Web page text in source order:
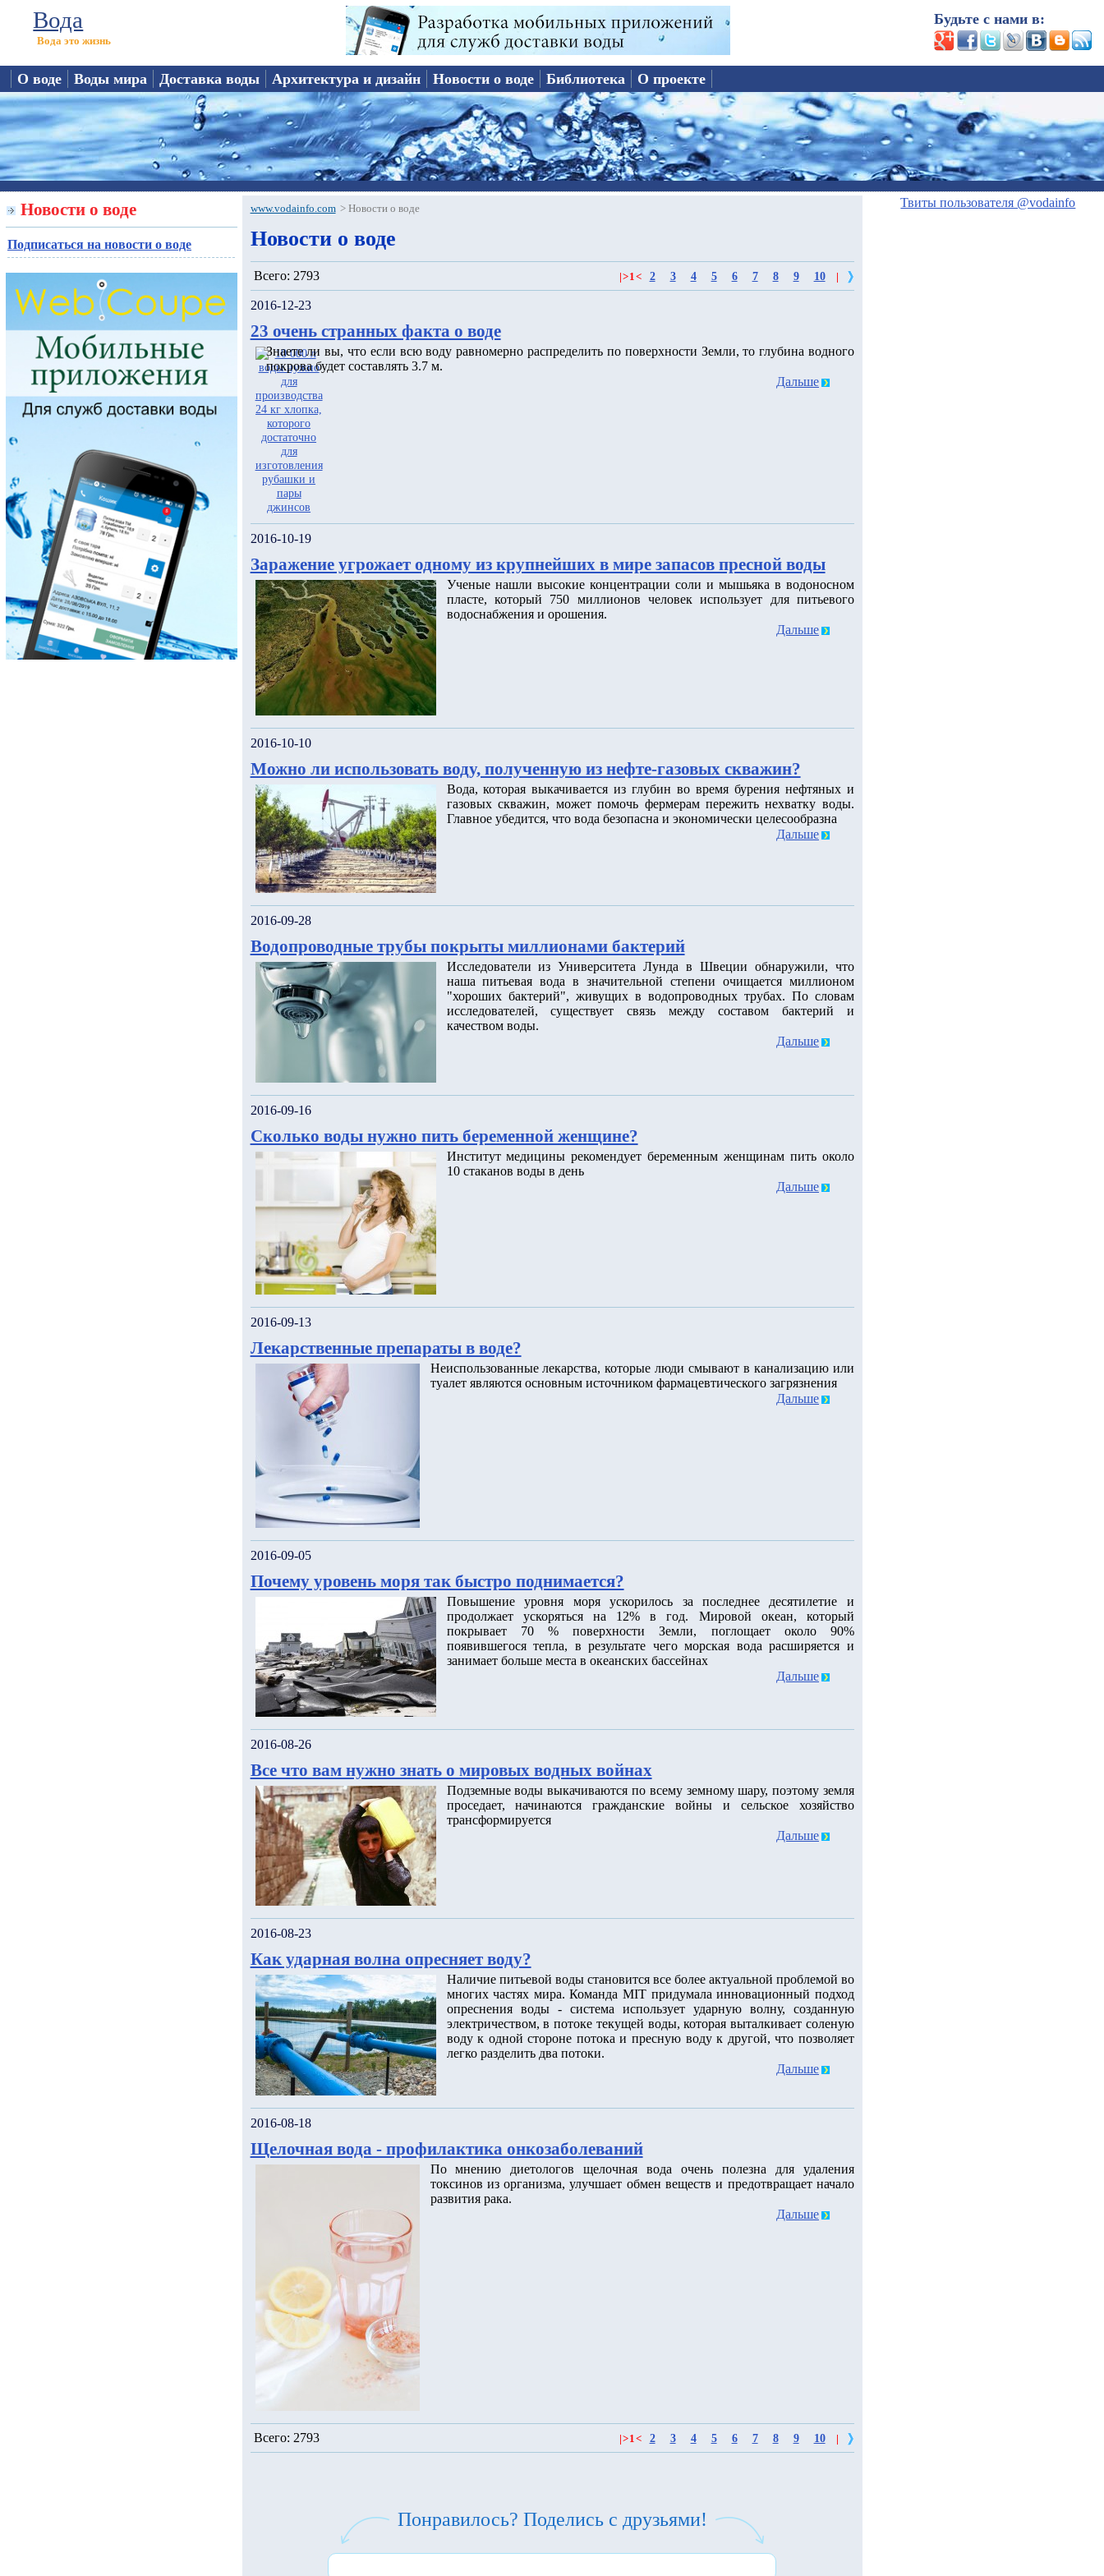
Вода
Вода это жизнь
Будьте с нами в:
О воде Воды мира Доставка воды Архитектура и дизайн Новости о воде Библиотека О проекте
Новости о воде
Подписаться на новости о воде
www.vodainfo.com > Новости о воде
Новости о воде
Всего: 2793 >1< 2 3 4 5 6 7 8 9 10
2016-12-23
23 очень странных факта о воде
Знаете ли вы, что если всю воду равномерно распределить по поверхности Земли, то глубина водного
покрова будет составлять 3.7 м.
Дальше
2016-10-19
Заражение угрожает одному из крупнейших в мире запасов пресной воды
Ученые нашли высокие концентрации соли и мышьяка в водоносном
пласте, который 750 миллионов человек использует для питьевого
водоснабжения и орошения.
Дальше
2016-10-10
Можно ли использовать воду, полученную из нефте-газовых скважин?
Вода, которая выкачивается из глубин во время бурения нефтяных и
газовых скважин, может помочь фермерам пережить нехватку воды.
Главное убедится, что вода безопасна и экономически целесообразна
Дальше
2016-09-28
Водопроводные трубы покрыты миллионами бактерий
Исследователи из Университета Лунда в Швеции обнаружили, что
наша питьевая вода в значительной степени очищается миллионом
"хороших бактерий", живущих в водопроводных трубах. По словам
исследователей, существует связь между составом бактерий и
качеством воды.
Дальше
2016-09-16
Сколько воды нужно пить беременной женщине?
Институт медицины рекомендует беременным женщинам пить около
10 стаканов воды в день
Дальше
2016-09-13
Лекарственные препараты в воде?
Неиспользованные лекарства, которые люди смывают в канализацию или
туалет являются основным источником фармацевтического загрязнения
Дальше
2016-09-05
Почему уровень моря так быстро поднимается?
Повышение уровня моря ускорилось за последнее десятилетие и
продолжает ускоряться на 12% в год. Мировой океан, который
покрывает 70 % поверхности Земли, поглощает около 90%
появившегося тепла, в результате чего морская вода расширяется и
занимает больше места в океанских бассейнах
Дальше
2016-08-26
Все что вам нужно знать о мировых водных войнах
Подземные воды выкачиваются по всему земному шару, поэтому земля
проседает, начинаются гражданские войны и сельское хозяйство
трансформируется
Дальше
2016-08-23
Как ударная волна опресняет воду?
Наличие питьевой воды становится все более актуальной проблемой во
многих частях мира. Команда MIT придумала инновационный подход
опреснения воды - система использует ударную волну, созданную
электричеством, в потоке текущей воды, которая выталкивает соленую
воду к одной стороне потока и пресную воду к другой, что позволяет
легко разделить два потоки.
Дальше
2016-08-18
Щелочная вода - профилактика онкозаболеваний
По мнению диетологов щелочная вода очень полезна для удаления
токсинов из организма, улучшает обмен веществ и предотвращает начало
развития рака.
Дальше
Всего: 2793 >1< 2 3 4 5 6 7 8 9 10
Понравилось? Поделись с друзьями!
Твиты пользователя @vodainfo